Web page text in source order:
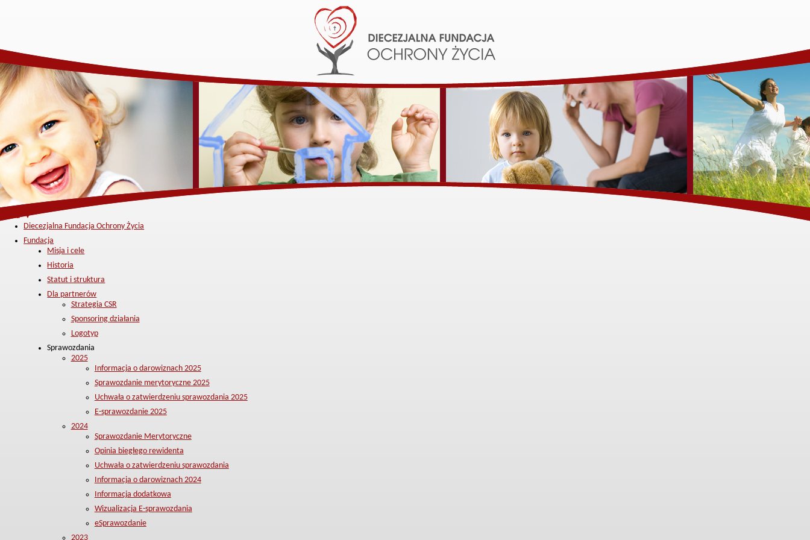
Menu ▼
Diecezjalna Fundacja Ochrony Życia
Fundacja
Misja i cele
Historia
Statut i struktura
Dla partnerów
Strategia CSR
Sponsoring działania
Logotyp
Sprawozdania
2025
Informacja o darowiznach 2025
Sprawozdanie merytoryczne 2025
Uchwała o zatwierdzeniu sprawozdania 2025
E-sprawozdanie 2025
2024
Sprawozdanie Merytoryczne
Opinia biegłego rewidenta
Uchwała o zatwierdzeniu sprawozdania
Informacja o darowiznach 2024
Informacja dodatkowa
Wizualizacja E-sprawozdania
eSprawozdanie
2023